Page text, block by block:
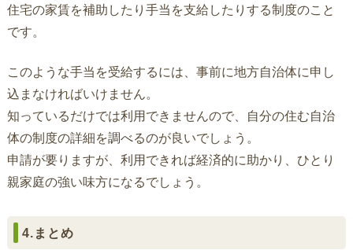
住宅の家賃を補助したり手当を支給したりする制度のこと
です。
このような手当を受給するには、事前に地方自治体に申し
込まなければいけません。
知っているだけでは利用できませんので、自分の住む自治
体の制度の詳細を調べるのが良いでしょう。
申請が要りますが、利用できれば経済的に助かり、ひとり
親家庭の強い味方になるでしょう。
4.まとめ